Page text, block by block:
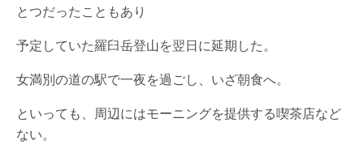
とつだったこともあり
予定していた羅臼岳登山を翌日に延期した。
女満別の道の駅で一夜を過ごし、いざ朝食へ。
といっても、周辺にはモーニングを提供する喫茶店など
ない。